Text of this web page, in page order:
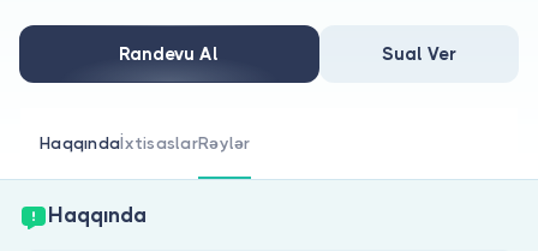
Həkimlər üçün
Həkim siniz?
Randevu Al Sual Ver
HaqqındaİxtisaslarRəylər
Haqqında